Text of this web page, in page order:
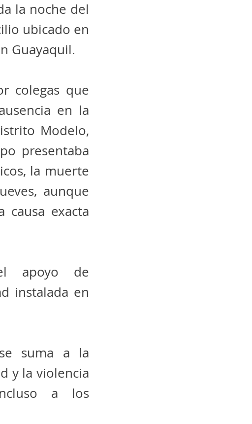
la noche del
ubicado en
Guayaquil.
colegas que
en la
Modelo,
presentaba
la muerte
aunque
causa exacta
apoyo de
instalada en
suma a la
y la violencia
a los